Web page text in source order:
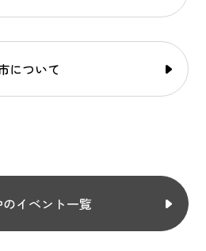
について
イベント一覧